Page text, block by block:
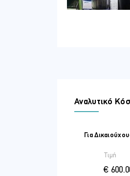
Αναλυτικό
Για
Τιμή
€